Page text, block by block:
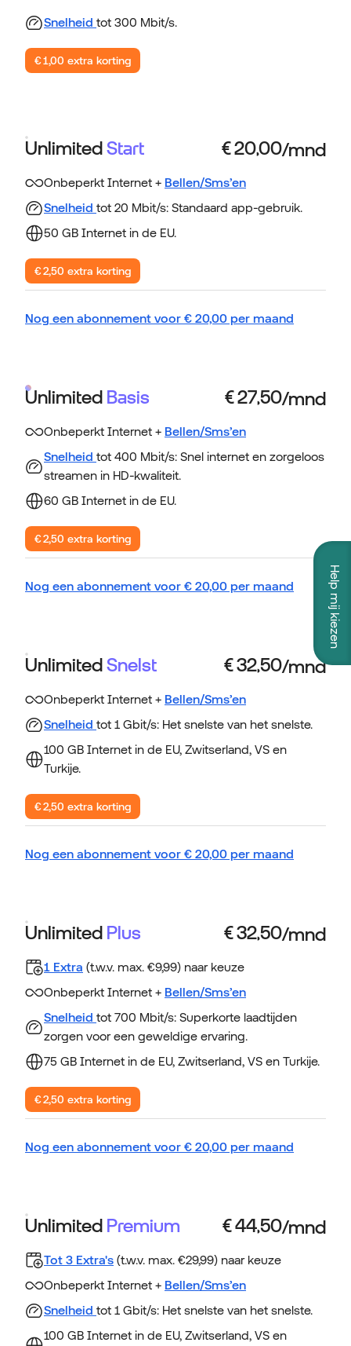
Snelheid tot 300 Mbit/s.
€ 1,00 extra korting
UnlimitedStart
Onbeperkt Internet + Bellen/Sms’en
Snelheid tot 20 Mbit/s: Standaard app-gebruik.
50 GB Internet in de EU.
€ 2,50 extra korting
Nog een abonnement voor € 20,00 per maand
Unlimited Basis
Onbeperkt Internet + Bellen/Sms’en
Snelheid tot 400 Mbit/s: Snel internet en zorgeloos
streamen in HD-kwaliteit.
60 GB Internet in de EU.
€ 2,50 extra korting
Nog een abonnement voor € 20,00 per maand
UnlimitedSnelst
Onbeperkt Internet + Bellen/Sms’en
Snelheid tot 1 Gbit/s: Het snelste van het snelste.
100 GB Internet in de EU, Zwitserland, VS en
Turkije.
€ 2,50 extra korting
Nog een abonnement voor € 20,00 per maand
Unlimited Plus
1 Extra (t.w.v. max. €9,99) naar keuze
Onbeperkt Internet + Bellen/Sms’en
Snelheid tot 700 Mbit/s: Superkorte laadtijden
zorgen voor een geweldige ervaring.
75 GB Internet in de EU, Zwitserland, VS en Turkije.
€ 2,50 extra korting
Nog een abonnement voor € 20,00 per maand
Unlimited Premium
Tot 3 Extra's (t.w.v. max. €29,99) naar keuze
Onbeperkt Internet + Bellen/Sms’en
Snelheid tot 1 Gbit/s: Het snelste van het snelste.
100 GB Internet in de EU, Zwitserland, VS en
Help mij kiezen